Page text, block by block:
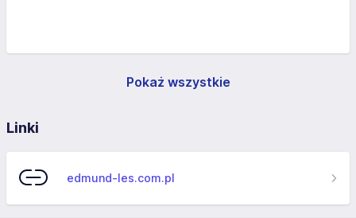
Pokaż wszystkie
Linki
edmund-les.com.pl